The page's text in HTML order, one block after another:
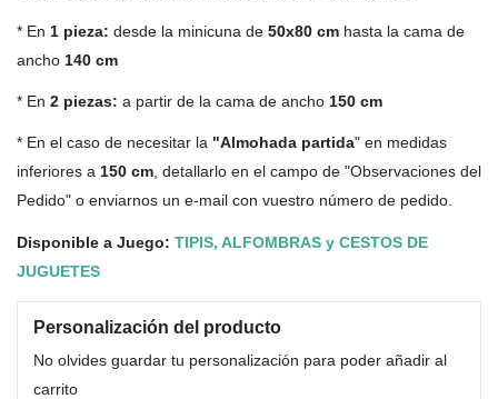
* En 1 pieza: desde la minicuna de 50x80 cm hasta la cama de
ancho 140 cm
* En 2 piezas: a partir de la cama de ancho 150 cm
* En el caso de necesitar la "Almohada partida" en medidas
inferiores a 150 cm, detallarlo en el campo de "Observaciones del
Pedido" o enviarnos un e-mail con vuestro número de pedido.
Disponible a Juego: TIPIS, ALFOMBRAS y CESTOS DE
JUGUETES
Personalización del producto
No olvides guardar tu personalización para poder añadir al
carrito